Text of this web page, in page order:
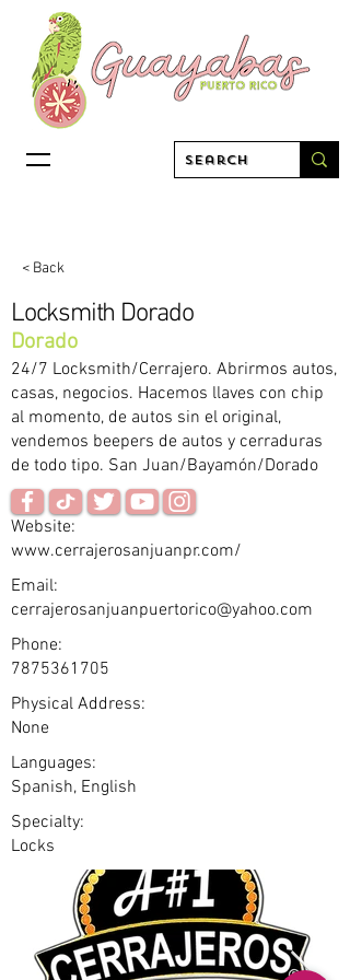
< Back
Locksmith Dorado
Dorado
24/7 Locksmith/Cerrajero. Abrirmos autos,
casas, negocios. Hacemos llaves con chip
al momento, de autos sin el original,
vendemos beepers de autos y cerraduras
de todo tipo. San Juan/Bayamón/Dorado
Website:
www.cerrajerosanjuanpr.com/
Email:
cerrajerosanjuanpuertorico@yahoo.com
Phone:
7875361705
Physical Address:
None
Languages:
Spanish, English
Specialty:
Locks